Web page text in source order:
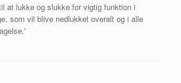
at lukke og slukke for vigtig funktion i
som vil blive nedlukket overalt og i alle